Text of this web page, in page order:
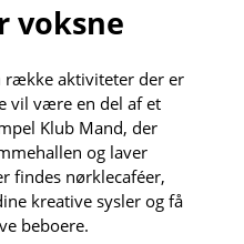
voksne
række aktiviteter der er
vil være en del af et
Klub Mand, der
og laver
findes nørklecaféer,
kreative sysler og få
beboere.